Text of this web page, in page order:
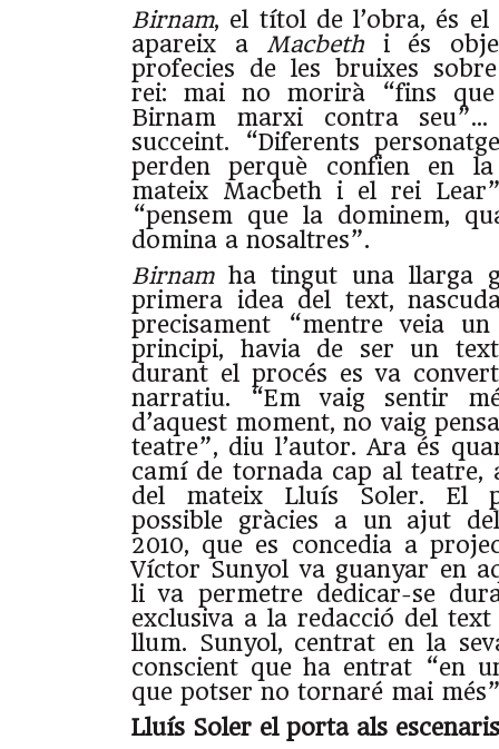
Birnam, el títol de l’obra, és
apareix aMacbeth i és
profecies de les bruixes
rei: mai no morirà “fins
Birnam marxi contra seu”…
succeint. “Diferents
perden perquè confien en
mateix Macbeth i el rei
“pensem que la dominem,
domina a nosaltres”.
Birnamha tingut una llarga
primera idea del text,
precisament “mentre veia un
principi, havia de ser un
durant el procés es va
narratiu. “Em vaig sentir
d’aquest moment, no vaig
teatre”, diu l’autor. Ara és
camí de tornada cap al teatre,
del mateix Lluís Soler. El
possible gràcies a un ajut
2010, que es concedia a
Víctor Sunyol va guanyar en
li va permetre dedicar-se
exclusiva a la redacció del
llum. Sunyol, centrat en la
conscient que ha entrat “en
que potser no tornaré mai
Lluís Soler el porta als escenaris